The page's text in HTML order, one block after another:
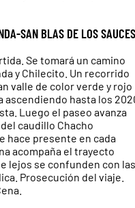
SAN BLAS DE LOS SAUCES
Se tomará un camino
y Chilecito. Un recorrido
valle de color verde y rojo
ascendiendo hasta los
Luego el paseo avanza
caudillo Chacho
hace presente en cada
acompaña el trayecto
lejos se confunden con las
Prosecución del viaje.